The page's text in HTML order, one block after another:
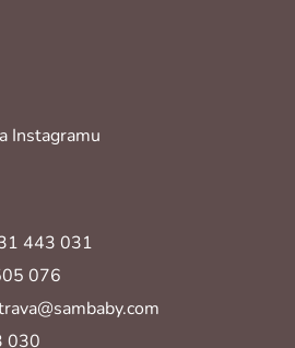
Instagramu
443 031
076
030